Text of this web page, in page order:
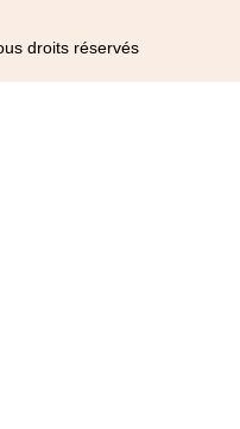
droits réservés